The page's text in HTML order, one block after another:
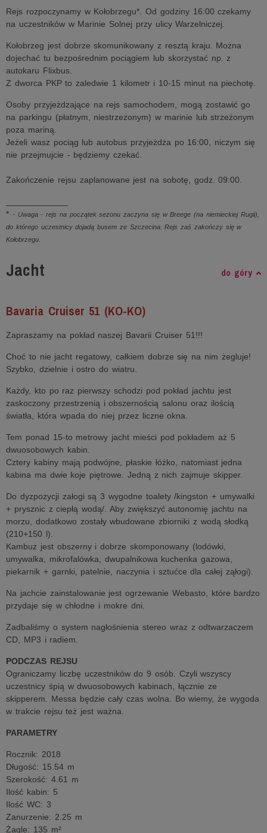
Rejs rozpoczynamy w Kołobrzegu*. Od godziny 16:00 czekamy
na uczestników w Marinie Solnej przy ulicy Warzelniczej.
Kołobrzeg jest dobrze skomunikowany z resztą kraju. Można
dojechać tu bezpośrednim pociągiem lub skorzystać np. z
autokaru Flixbus.
Z dworca PKP to zaledwie 1 kilometr i 10-15 minut na piechotę.
Osoby przyjeżdzające na rejs samochodem, mogą zostawić go
na parkingu (płatnym, niestrzezonym) w marinie lub strzeżonym
poza mariną.
Jeżeli wasz pociąg lub autobus przyjeżdża po 16:00, niczym się
nie przejmujcie - będziemy czekać.
Zakończenie rejsu zaplanowane jest na sobotę, godz. 09:00.
* - Uwaga - rejs na początek sezonu zaczyna się w Breege (na niemieckiej Rugii),
do którego uczestnicy dojadą busem ze Szczecina. Rejs zaś zakończy się w
Kołobrzegu.
Jacht do góry
Bavaria Cruiser 51 (KO-KO)
Zapraszamy na pokład naszej Bavarii Cruiser 51!!!
Choć to nie jacht regatowy, całkiem dobrze się na nim żegluje!
Szybko, dzielnie i ostro do wiatru.
Każdy, kto po raz pierwszy schodzi pod pokład jachtu jest
zaskoczony przestrzenią i obszernością salonu oraz ilością
światła, która wpada do niej przez liczne okna.
Tem ponad 15-to metrowy jacht mieści pod pokładem aż 5
dwuosobowych kabin.
Cztery kabiny mają podwójne, płaskie łóżko, natomiast jedna
kabina ma dwie koje piętrowe. Jedną z nich zajmuje skipper.
Do dyzpozycji załogi są 3 wygodne toalety /kingston + umywalki
+ prysznic z ciepłą wodą/. Aby zwiększyć autonomię jachtu na
morzu, dodatkowo zostały wbudowane zbiorniki z wodą słodką
(210+150 l).
Kambuz jest obszerny i dobrze skomponowany (lodówki,
umywalka, mikrofalówka, dwupalnikowa kuchenka gazowa,
piekarnik + garnki, patelnie, naczynia i sztućce dla całej ząłogi).
Na jachcie zainstalowanie jest ogrzewanie Webasto, które bardzo
przydaje się w chłodne i mokre dni.
Zadbaliśmy o system nagłośnienia stereo wraz z odtwarzaczem
CD, MP3 i radiem.
PODCZAS REJSU
Ograniczamy liczbę uczestników do 9 osób. Czyli wszyscy
uczestnicy śpią w dwuosobowych kabinach, łącznie ze
skipperem. Messa będzie cały czas wolna. Bo wiemy, że wygoda
w trakcie rejsu też jest ważna.
PARAMETRY
Rocznik: 2018
Długość: 15.54 m
Szerokość: 4.61 m
Ilość kabin: 5
Ilość WC: 3
Zanurzenie: 2.25 m
Żagle: 135 m²